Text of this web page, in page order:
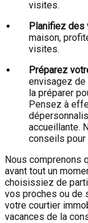
visites.
Planifiez des
maison,
visites.
Préparez
envisagez de
la préparer
Pensez à
accueillante.
conseils pour
Nous comprenons
avant tout un
choisissiez de
vos proches ou de
votre courtier
vacances de la